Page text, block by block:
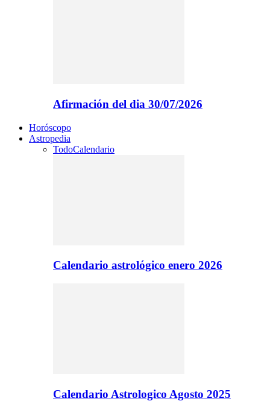
Afirmación del dia 30/07/2026
Horóscopo
Astropedia
TodoCalendario
Calendario astrológico enero 2026
Calendario Astrologico Agosto 2025